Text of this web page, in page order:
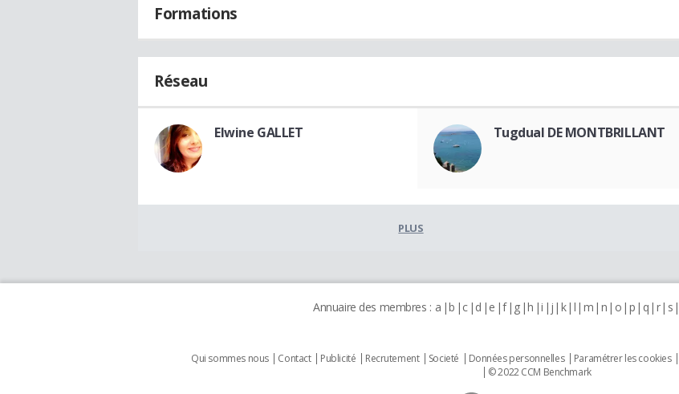
Formations
Réseau
Elwine GALLET Tugdual DE MONTBRILLANT
PLUS
Annuaire des membres : a b c d e f g h i j k l m n o p q r s
Qui sommes nous Contact Publicité Recrutement Societé Données personnelles Paramétrer les cookies
© 2022 CCM Benchmark